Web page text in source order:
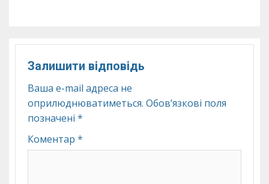
Залишити відповідь
Ваша e-mail адреса не
оприлюднюватиметься. Обов’язкові поля
позначені *
Коментар *